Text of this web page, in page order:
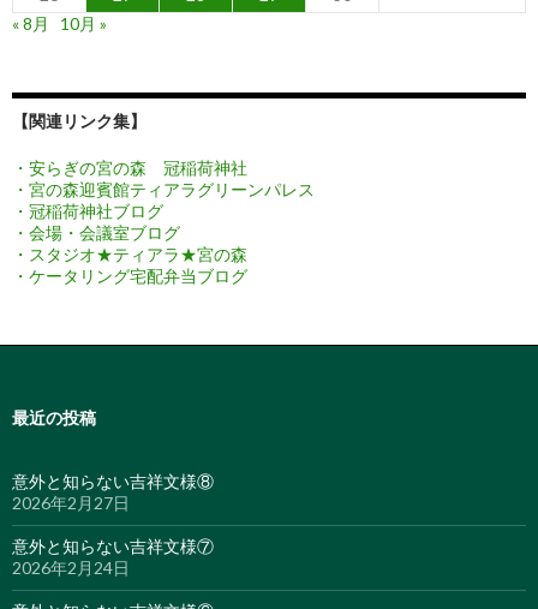
« 8月
10月 »
【関連リンク集】
・安らぎの宮の森 冠稲荷神社
・宮の森迎賓館ティアラグリーンパレス
・冠稲荷神社ブログ
・会場・会議室ブログ
・スタジオ★ティアラ★宮の森
・ケータリング宅配弁当ブログ
最近の投稿
意外と知らない吉祥文様⑧
2026年2月27日
意外と知らない吉祥文様⑦
2026年2月24日